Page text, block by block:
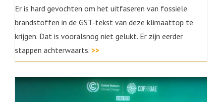
Er is hard gevochten om het uitfaseren van fossiele
brandstoffen in de GST-tekst van deze klimaattop te
krijgen. Dat is vooralsnog niet gelukt. Er zijn eerder
stappen achterwaarts. >>